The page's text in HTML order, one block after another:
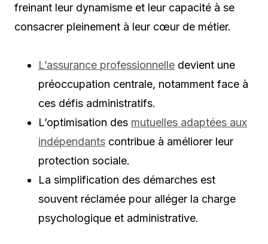
freinant leur dynamisme et leur capacité à se
consacrer pleinement à leur cœur de métier.
L’assurance professionnelle devient une
préoccupation centrale, notamment face à
ces défis administratifs.
L’optimisation des mutuelles adaptées aux
indépendants contribue à améliorer leur
protection sociale.
La simplification des démarches est
souvent réclamée pour alléger la charge
psychologique et administrative.